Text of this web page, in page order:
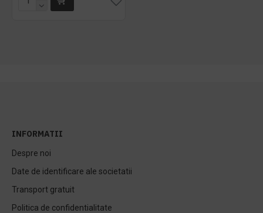
INFORMATII
Despre noi
Date de identificare ale societatii
Transport gratuit
Politica de confidentialitate